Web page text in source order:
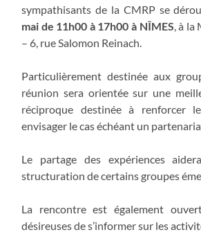
sympathisants de la CMRP se
mai de 11h00 à 17h00 à NÎMES , à
– 6, rue Salomon Reinach.
Particulièrement destinée aux
réunion sera orientée sur une
réciproque destinée à renforcer
envisager le cas échéant un
Le partage des expériences
structuration de certains groupes
La rencontre est également
désireuses de s’informer sur les